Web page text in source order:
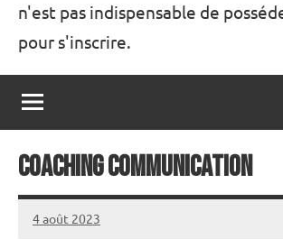
Annuaire
Coaching
n'est pas indispensable de
pour s'inscrire.
Coaching communication
4 août 2023
annuairecoaching